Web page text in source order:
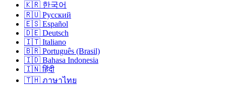
🇰🇷 한국어
🇷🇺 Русский
🇪🇸 Español
🇩🇪 Deutsch
🇮🇹 Italiano
🇧🇷 Português (Brasil)
🇮🇩 Bahasa Indonesia
🇮🇳 हिंदी
🇹🇭 ภาษาไทย